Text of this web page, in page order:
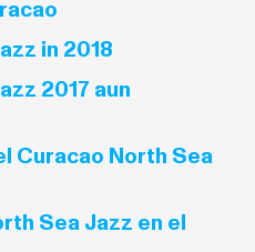
in 2018
2017 aun
Curacao North Sea
Sea Jazz en el